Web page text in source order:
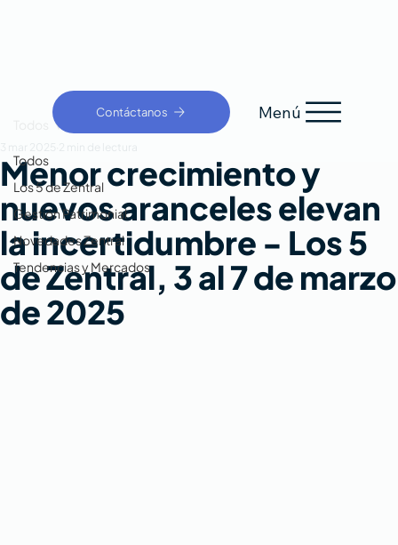
Contáctanos Menú
Todos
Los 5 de Zentral
Gestión Patrimonial
Novedades Zentral
Tendencias y Mercados
Menor crecimiento y
nuevos aranceles elevan
la incertidumbre - Los 5
de Zentral, 3 al 7 de marzo
de 2025